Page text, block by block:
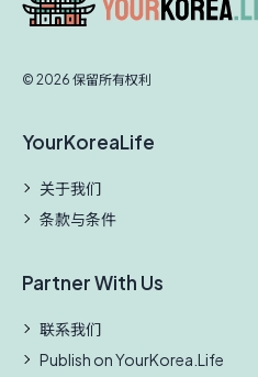
© 2026 保留所有权利
YourKoreaLife
关于我们
条款与条件
Partner With Us
联系我们
Publish on YourKorea.Life